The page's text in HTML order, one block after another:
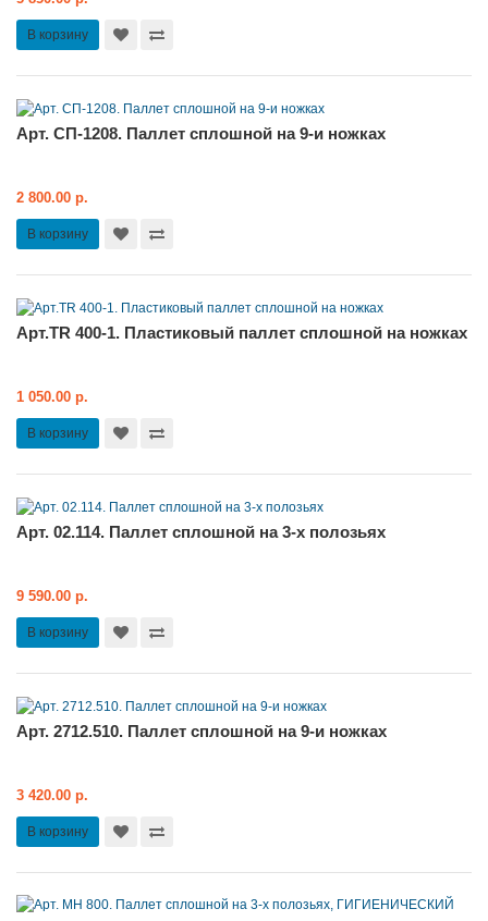
В корзину
Арт. СП-1208. Паллет сплошной на 9-и ножках
2 800.00 р.
В корзину
Арт.TR 400-1. Пластиковый паллет сплошной на ножках
1 050.00 р.
В корзину
Арт. 02.114. Паллет сплошной на 3-х полозьях
9 590.00 р.
В корзину
Арт. 2712.510. Паллет сплошной на 9-и ножках
3 420.00 р.
В корзину